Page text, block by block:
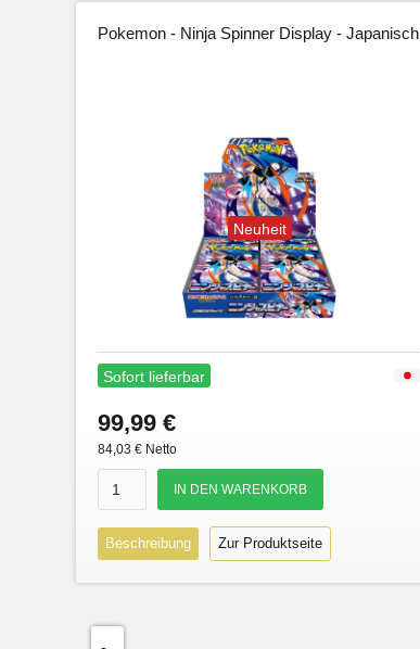
Pokemon - Ninja Spinner Display - Japanisch
Neuheit
Sofort lieferbar
99,99 €
84,03 € Netto
Beschreibung Zur Produktseite